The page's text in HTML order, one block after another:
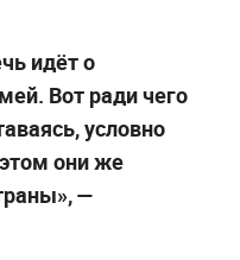
идёт о
Вот ради чего
условно
они же
—